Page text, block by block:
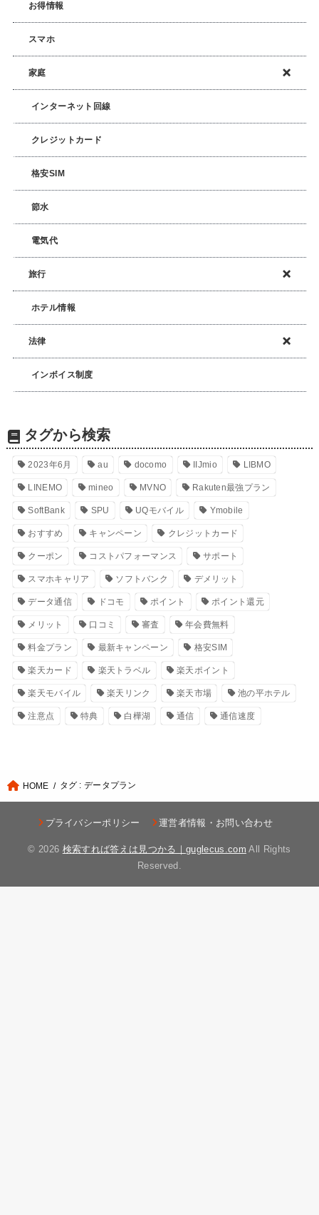
お得情報
スマホ
家庭
インターネット回線
クレジットカード
格安SIM
節水
電気代
旅行
ホテル情報
法律
インボイス制度
タグから検索
2023年6月 au docomo IIJmio LIBMO
LINEMO mineo MVNO Rakuten最強プラン
SoftBank SPU UQモバイル Ymobile
おすすめ キャンペーン クレジットカード
クーポン コストパフォーマンス サポート
スマホキャリア ソフトバンク デメリット
データ通信 ドコモ ポイント ポイント還元
メリット 口コミ 審査 年会費無料
料金プラン 最新キャンペーン 格安SIM
楽天カード 楽天トラベル 楽天ポイント
楽天モバイル 楽天リンク 楽天市場 池の平ホテル
注意点 特典 白樺湖 通信 通信速度
HOME タグ : データプラン
プライバシーポリシー 運営者情報・お問い合わせ
© 2026 検索すれば答えは見つかる｜guglecus.com All Rights
Reserved.